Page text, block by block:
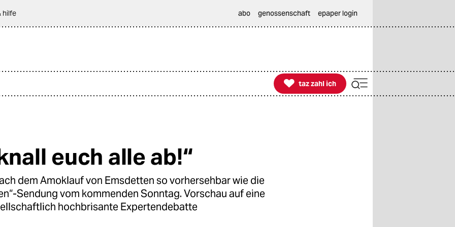
hilfe abo genossenschaft epaper login

taz zahl ich
taz zahl ich
euch alle ab!“
dem Amoklauf von Emsdetten so vorhersehbar wie die
Sendung vom kommenden Sonntag. Vorschau auf eine
hochbrisante Expertendebatte